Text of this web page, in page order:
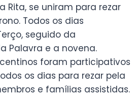
Rita, se uniram para rezar
Todos os dias
seguido da
Palavra e a novena.
foram participativos
os dias para rezar pela
e famílias assistidas.